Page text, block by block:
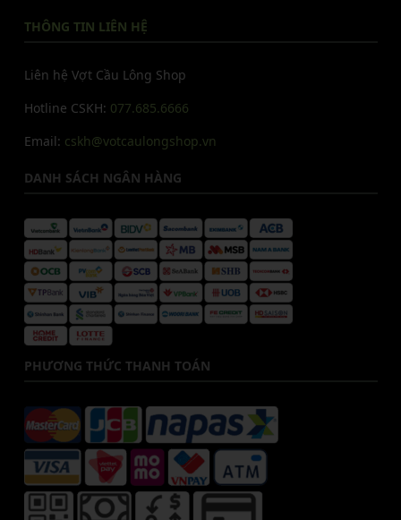
THÔNG TIN LIÊN HỆ
Liên hệ Vợt Cầu Lông Shop
Hotline CSKH: 077.685.6666
Email: cskh@votcaulongshop.vn
DANH SÁCH NGÂN HÀNG
PHƯƠNG THỨC THANH TOÁN